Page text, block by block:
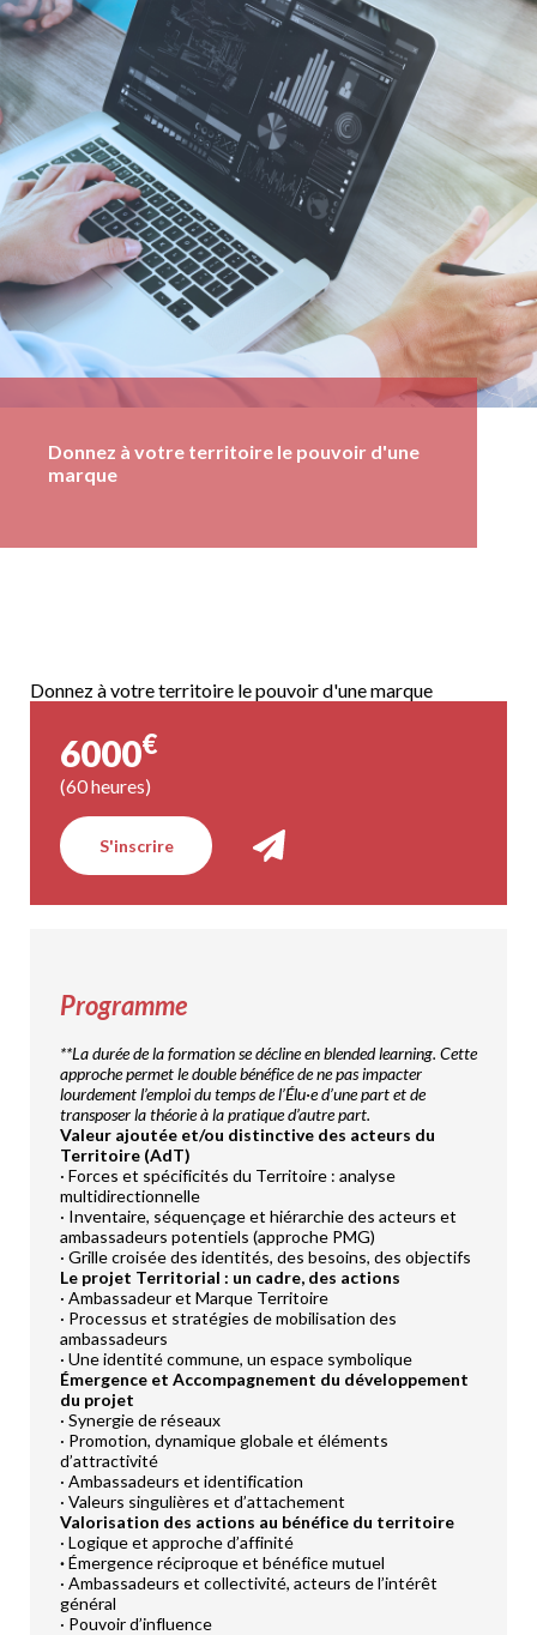
Donnez à votre territoire le pouvoir d'une
marque
Donnez à votre territoire le pouvoir d'une marque
6000€
(60 heures)
S'inscrire
Programme
**La durée de la formation se décline en blended learning. Cette
approche permet le double bénéfice de ne pas impacter
lourdement l’emploi du temps de l’Élu·e d’une part et de
transposer la théorie à la pratique d’autre part.
Valeur ajoutée et/ou distinctive des acteurs du
Territoire (AdT)
· Forces et spécificités du Territoire : analyse
multidirectionnelle
· Inventaire, séquençage et hiérarchie des acteurs et
ambassadeurs potentiels (approche PMG)
· Grille croisée des identités, des besoins, des objectifs
Le projet Territorial : un cadre, des actions
· Ambassadeur et Marque Territoire
· Processus et stratégies de mobilisation des
ambassadeurs
· Une identité commune, un espace symbolique
Émergence et Accompagnement du développement
du projet
· Synergie de réseaux
· Promotion, dynamique globale et éléments
d’attractivité
· Ambassadeurs et identification
· Valeurs singulières et d’attachement
Valorisation des actions au bénéfice du territoire
· Logique et approche d’affinité
·Émergence réciproque et bénéfice mutuel
· Ambassadeurs et collectivité, acteurs de l’intérêt
général
· Pouvoir d’influence